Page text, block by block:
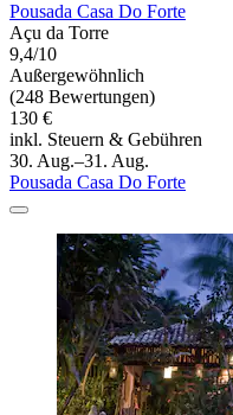
Pousada Casa Do Forte
Açu da Torre
9,4/10
Außergewöhnlich
(248 Bewertungen)
130 €
inkl. Steuern & Gebühren
30. Aug.–31. Aug.
Pousada Casa Do Forte